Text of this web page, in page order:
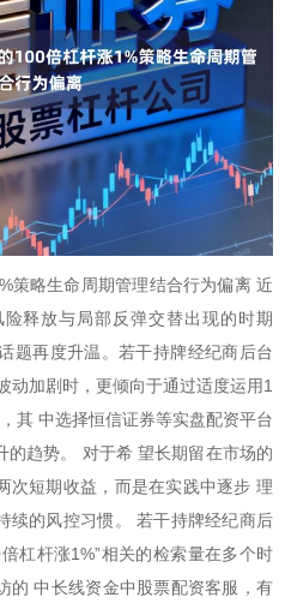
策略生命周期管理结合行为偏离 近
释放与局部反弹交替出现的时期
题再度升温。若干持牌经纪商后台
动加剧时，更倾向于通过适度运用1
其 中选择恒信证券等实盘配资平台
的趋势。 对于希 望长期留在市场的
次短期收益，而是在实践中逐步 理
续的风控习惯。 若干持牌经纪商后
杠杆涨1%”相关的检索量在多个时
的 中长线资金中股票配资客服，有